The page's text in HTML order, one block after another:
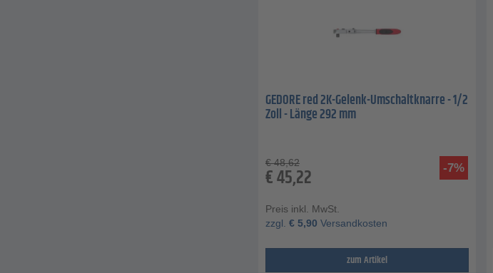
GEDORE red 2K-Gelenk-Umschaltknarre - 1/2
Zoll - Länge 292 mm
-7%
€ 48,62
€45,22
Preis inkl. MwSt.
zzgl. € 5,90 Versandkosten
zum Artikel